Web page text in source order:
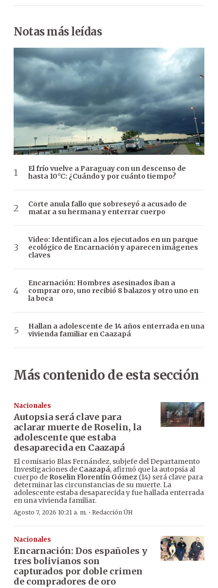
Notas más leídas
El frío vuelve a Paraguay con un descenso de
hasta 10°C: ¿Cuándo y por cuánto tiempo?
Corte anula fallo que sobreseyó a acusado de
matar a su hermana y enterrar cuerpo
Video: Identifican a los ejecutados en un parque
ecológico de Encarnación y aparecen imágenes
claves
Encarnación: Hombres asesinados iban a
comprar oro, uno recibió 8 balazos y otro uno en
la boca
Hallan a adolescente de 14 años enterrada en una
vivienda familiar en Caazapá
Más contenido de esta sección
Nacionales
Autopsia será clave para
aclarar muerte de Roselin, la
adolescente que estaba
desaparecida en Caazapá
El comisario Blas Fernández, subjefe del Departamento
Investigaciones de Caazapá, afirmó que la autopsia al
cuerpo de Roselin Florentín Gómez (14) será clave para
determinar las circunstancias de su muerte. La
adolescente estaba desaparecida y fue hallada enterrada
en una vivienda familiar.
Agosto 7, 2026 10:21 a. m. · Redacción ÚH
Nacionales
Encarnación: Dos españoles y
tres bolivianos son
capturados por doble crimen
de compradores de oro